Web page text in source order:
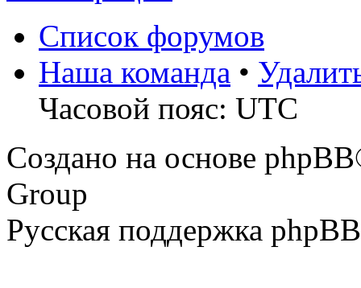
Список форумов
Наша команда •
Часовой пояс: UTC
Создано на основе
Group
Русская поддержка phpBB